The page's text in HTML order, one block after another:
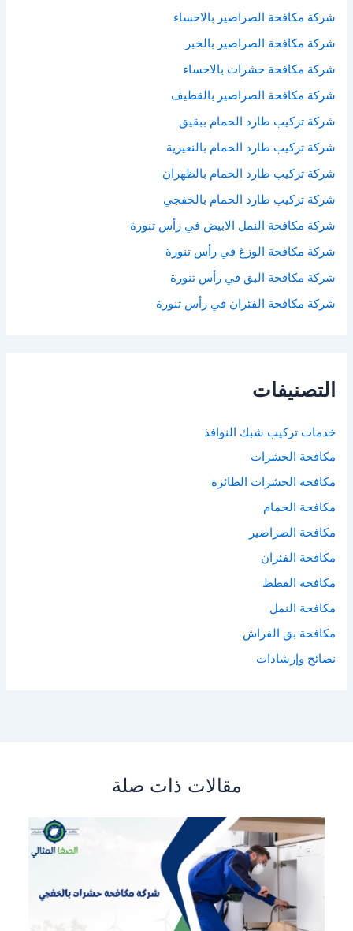
شركة مكافحة الصراصير بالاحساء
شركة مكافحة الصراصير بالخبر
شركة مكافحة حشرات بالاحساء
شركة مكافحة الصراصير بالقطيف
شركة تركيب طارد الحمام ببقيق
شركة تركيب طارد الحمام بالنعيرية
شركة تركيب طارد الحمام بالظهران
شركة تركيب طارد الحمام بالخفجي
شركة مكافحة النمل الابيض في رأس تنورة
شركة مكافحة الوزغ في رأس تنورة
شركة مكافحة البق في رأس تنورة
شركة مكافحة الفئران في رأس تنورة
التصنيفات
خدمات تركيب شبك النوافذ
مكافحة الحشرات
مكافحة الحشرات الطائرة
مكافحة الحمام
مكافحة الصراصير
مكافحة الفئران
مكافحة القطط
مكافحة النمل
مكافحة بق الفراش
نصائح وإرشادات
مقالات ذات صلة